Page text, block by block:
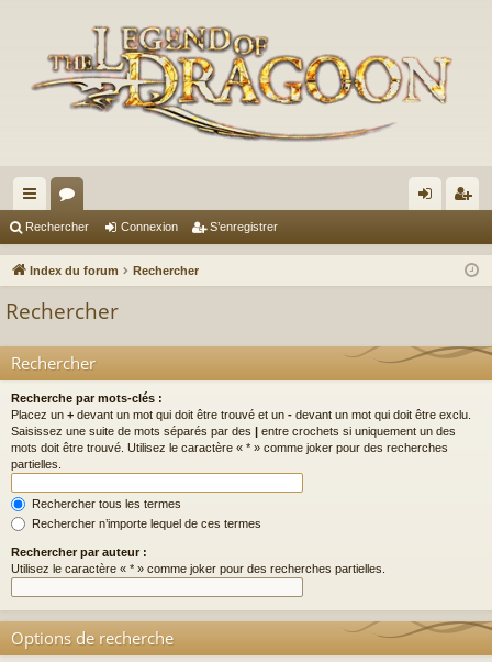
cc
ès
de
or
u ne nr
re
Rechercher Connexion S’enregistrer
Index du forum Rechercher
Rechercher
Rechercher
Recherche par mots-clés :
Placez un + devant un mot qui doit être trouvé et un - devant un mot qui doit être exclu.
Saisissez une suite de mots séparés par des | entre crochets si uniquement un des
mots doit être trouvé. Utilisez le caractère « * » comme joker pour des recherches
partielles.
Rechercher tous les termes
Rechercher n’importe lequel de ces termes
Rechercher par auteur :
Utilisez le caractère « * » comme joker pour des recherches partielles.
Options de recherche